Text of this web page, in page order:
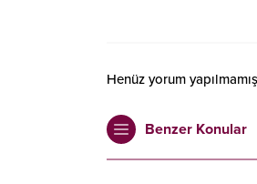
Henüz yorum
Benzer Konular